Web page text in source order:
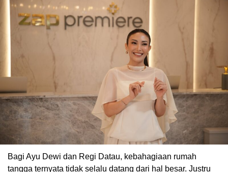
Bagi Ayu Dewi dan Regi Datau, kebahagiaan rumah
tangga ternyata tidak selalu datang dari hal besar. Justru